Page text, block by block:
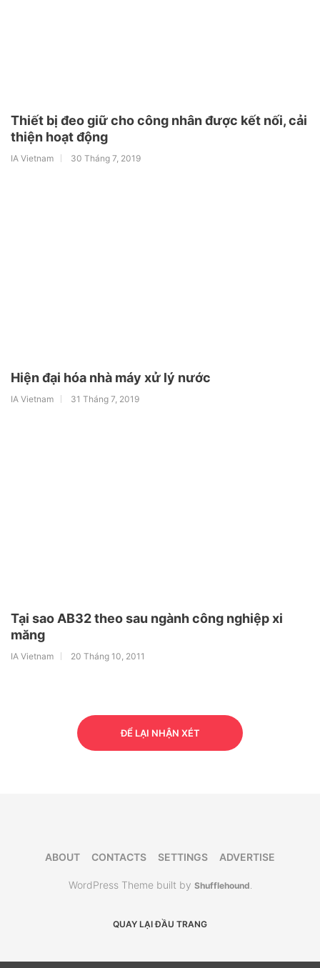
Thiết bị đeo giữ cho công nhân được kết nối, cải
thiện hoạt động
IA Vietnam 30 Tháng 7, 2019
Hiện đại hóa nhà máy xử lý nước
IA Vietnam 31 Tháng 7, 2019
Tại sao AB32 theo sau ngành công nghiệp xi
măng
IA Vietnam 20 Tháng 10, 2011
ĐỂ LẠI NHẬN XÉT
ABOUT CONTACTS SETTINGS ADVERTISE
WordPress Theme built by Shufflehound
QUAY LẠI ĐẦU TRANG